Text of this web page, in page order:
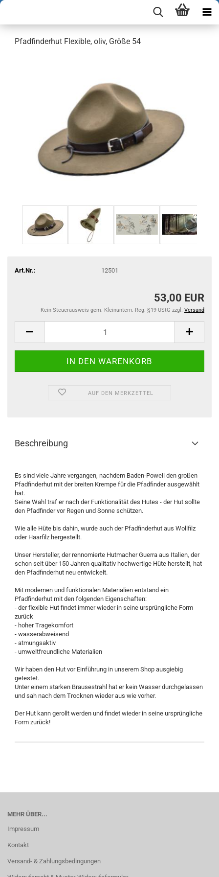
Pfadfinderhut Flexible, oliv, Größe 54
Art.Nr.: 12501
53,00 EUR
Kein Steuerausweis gem. Kleinuntern.-Reg. §19 UStG zzgl. Versand
AUF DEN MERKZETTEL
Beschreibung
Es sind viele Jahre vergangen, nachdem Baden-Powell den großen
Pfadfinderhut mit der breiten Krempe für die Pfadfinder ausgewählt
hat.
Seine Wahl traf er nach der Funktionalität des Hutes - der Hut sollte
den Pfadfinder vor Regen und Sonne schützen.
Wie alle Hüte bis dahin, wurde auch der Pfadfinderhut aus Wollfilz
oder Haarfilz hergestellt.
Unser Hersteller, der rennomierte Hutmacher Guerra aus Italien, der
schon seit über 150 Jahren qualitativ hochwertige Hüte herstellt, hat
den Pfadfinderhut neu entwickelt.
Mit modernen und funktionalen Materialien entstand ein
Pfadfinderhut mit den folgenden Eigenschaften:
- der flexible Hut findet immer wieder in seine ursprüngliche Form
zurück
- hoher Tragekomfort
- wasserabweisend
- atmungsaktiv
- umweltfreundliche Materialien
Wir haben den Hut vor Einführung in unserem Shop ausgiebig
getestet.
Unter einem starken Brausestrahl hat er kein Wasser durchgelassen
und sah nach dem Trocknen wieder aus wie vorher.
Der Hut kann gerollt werden und findet wieder in seine ursprüngliche
Form zurück!
MEHR ÜBER...
Impressum
Kontakt
Versand- & Zahlungsbedingungen